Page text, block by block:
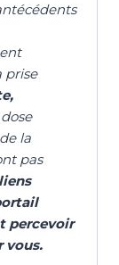
prise
la
pas
percevoir
vous.